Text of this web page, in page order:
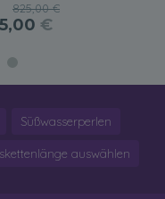
825,00 €
€
Süßwasserperlen
auswählen